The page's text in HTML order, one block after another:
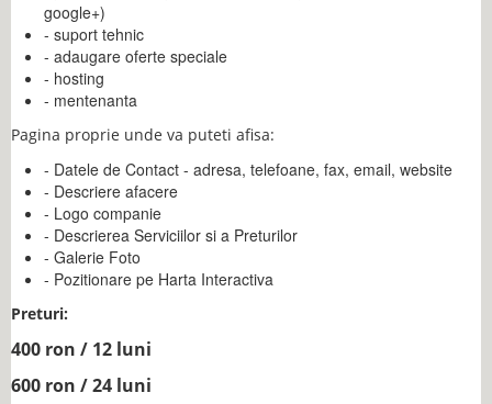
google+)
- suport tehnic
- adaugare oferte speciale
- hosting
- mentenanta
Pagina proprie unde va puteti afisa:
- Datele de Contact - adresa, telefoane, fax, email, website
- Descriere afacere
- Logo companie
- Descrierea Serviciilor si a Preturilor
- Galerie Foto
- Pozitionare pe Harta Interactiva
Preturi:
400 ron / 12 luni
600 ron / 24 luni